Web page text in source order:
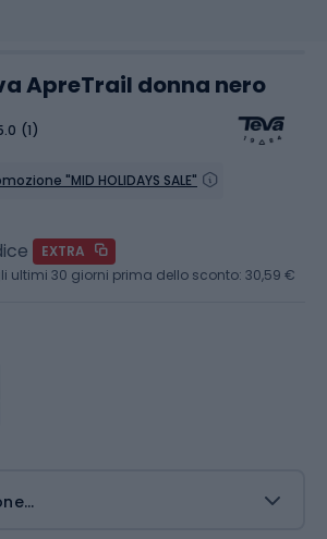
ApreTrail donna nero
(1)
"MID HOLIDAYS SALE"
EXTRA
ultimi 30 giorni prima dello sconto: 30,59 €